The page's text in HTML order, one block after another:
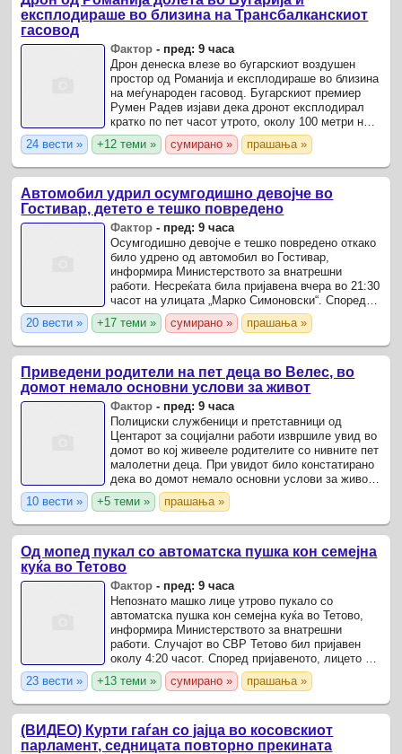
експлодираше во близина на Трансбалканскиот
гасовод
Фактор - пред: 9 часа
Дрон денеска влезе во бугарскиот воздушен
простор од Романија и експлодираше во близина
на меѓународен гасовод. Бугарскиот премиер
Румен Радев изјави дека дронот експлодирал
кратко по пет часот утрото, околу 100 метри на
територијата на неговата земја.
24 вести » +12 теми » сумирано » прашања »
Автомобил удрил осумгодишно девојче во
Гостивар, детето е тешко повредено
Фактор - пред: 9 часа
Осумгодишно девојче е тешко повредено откако
било удрено од автомобил во Гостивар,
информира Министерството за внатрешни
работи. Несреќата била пријавена вчера во 21:30
часот на улицата „Марко Симоновски“. Според
информациите од полицијата, патничко возило
„јагуар“ со ...
20 вести » +17 теми » сумирано » прашања »
Приведени родители на пет деца во Велес, во
домот немало основни услови за живот
Фактор - пред: 9 часа
Полициски службеници и претставници од
Центарот за социјални работи извршиле увид во
домот во кој живееле родителите со нивните пет
малолетни деца. При увидот било констатирано
дека во домот немало основни услови за живот
и одгледување на децата.
10 вести » +5 теми » прашања »
Од мопед пукал со автоматска пушка кон семејна
куќа во Тетово
Фактор - пред: 9 часа
Непознато машко лице утрово пукало со
автоматска пушка кон семејна куќа во Тетово,
информира Министерството за внатрешни
работи. Случајот во СВР Тетово бил пријавен
околу 4:20 часот. Според пријавеното, лицето се
движело со мопед и испукало повеќе куршуми
кон куќата на ...
23 вести » +13 теми » сумирано » прашања »
(ВИДЕО) Курти гаѓан со јајца во косовскиот
парламент, седницата повторно прекината